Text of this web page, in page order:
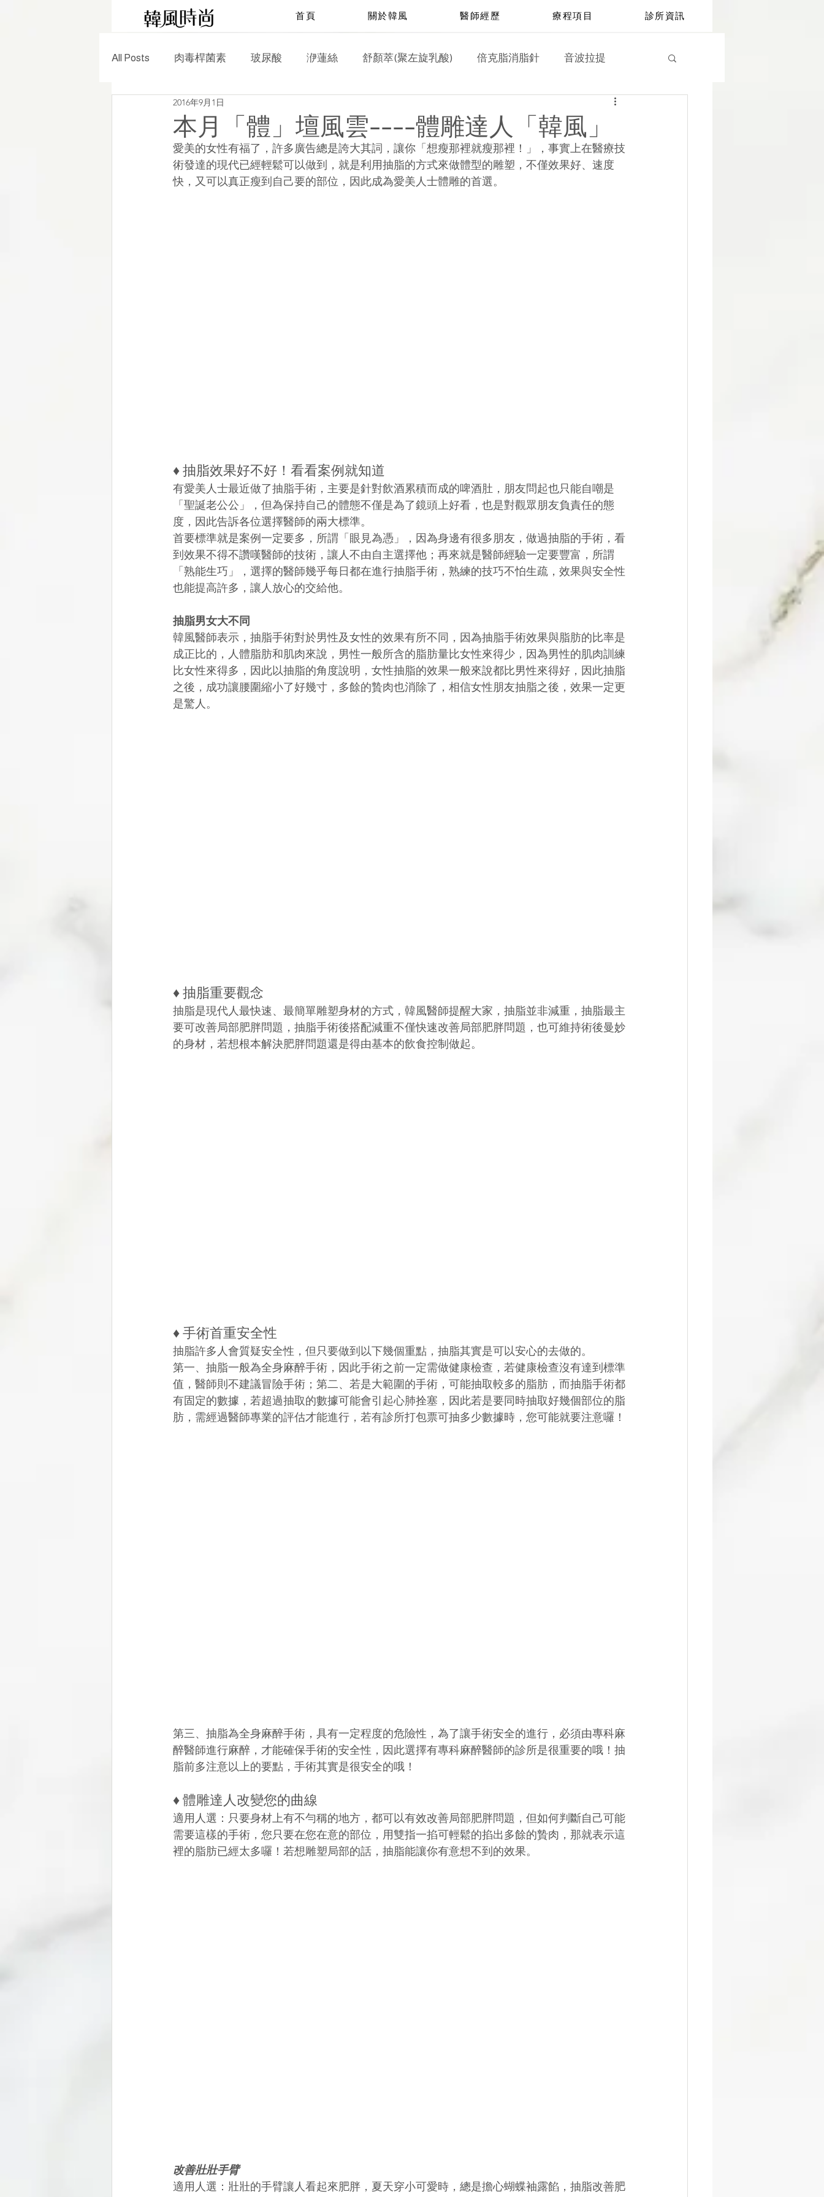
首頁 關於韓風 醫師經歷 療程項目 診所資訊
All Posts 肉毒桿菌素 玻尿酸 洢蓮絲 舒顏萃(聚左旋乳酸) 倍克脂消脂針 音波拉提
電波拉提 雷射除毛 營養點滴
美容保養 時尚生活
本月「體」壇風雲----體雕達人「韓風」
2016年9月1日
愛美的女性有福了，許多廣告總是誇大其詞，讓你「想瘦那裡就瘦那裡！」，事實上在醫療技
術發達的現代已經輕鬆可以做到，就是利用抽脂的方式來做體型的雕塑，不僅效果好、速度
快，又可以真正瘦到自己要的部位，因此成為愛美人士體雕的首選。
♦ 抽脂效果好不好！看看案例就知道
有愛美人士最近做了抽脂手術，主要是針對飲酒累積而成的啤酒肚，朋友問起也只能自嘲是
「聖誕老公公」，但為保持自己的體態不僅是為了鏡頭上好看，也是對觀眾朋友負責任的態
度，因此告訴各位選擇醫師的兩大標準。
首要標準就是案例一定要多，所謂「眼見為憑」，因為身邊有很多朋友，做過抽脂的手術，看
到效果不得不讚嘆醫師的技術，讓人不由自主選擇他；再來就是醫師經驗一定要豐富，所謂
「熟能生巧」，選擇的醫師幾乎每日都在進行抽脂手術，熟練的技巧不怕生疏，效果與安全性
也能提高許多，讓人放心的交給他。
抽脂男女大不同
韓風醫師表示，抽脂手術對於男性及女性的效果有所不同，因為抽脂手術效果與脂肪的比率是
成正比的，人體脂肪和肌肉來說，男性一般所含的脂肪量比女性來得少，因為男性的肌肉訓練
比女性來得多，因此以抽脂的角度說明，女性抽脂的效果一般來說都比男性來得好，因此抽脂
之後，成功讓腰圍縮小了好幾寸，多餘的贄肉也消除了，相信女性朋友抽脂之後，效果一定更
是驚人。
♦ 抽脂重要觀念
抽脂是現代人最快速、最簡單雕塑身材的方式，韓風醫師提醒大家，抽脂並非減重，抽脂最主
要可改善局部肥胖問題，抽脂手術後搭配減重不僅快速改善局部肥胖問題，也可維持術後曼妙
的身材，若想根本解決肥胖問題還是得由基本的飲食控制做起。
♦ 手術首重安全性
抽脂許多人會質疑安全性，但只要做到以下幾個重點，抽脂其實是可以安心的去做的。
第一、抽脂一般為全身麻醉手術，因此手術之前一定需做健康檢查，若健康檢查沒有達到標準
值，醫師則不建議冒險手術；第二、若是大範圍的手術，可能抽取較多的脂肪，而抽脂手術都
有固定的數據，若超過抽取的數據可能會引起心肺拴塞，因此若是要同時抽取好幾個部位的脂
肪，需經過醫師專業的評估才能進行，若有診所打包票可抽多少數據時，您可能就要注意囉！
第三、抽脂為全身麻醉手術，具有一定程度的危險性，為了讓手術安全的進行，必須由專科麻
醉醫師進行麻醉，才能確保手術的安全性，因此選擇有專科麻醉醫師的診所是很重要的哦！抽
脂前多注意以上的要點，手術其實是很安全的哦！
♦ 體雕達人改變您的曲線
適用人選：只要身材上有不勻稱的地方，都可以有效改善局部肥胖問題，但如何判斷自己可能
需要這樣的手術，您只要在您在意的部位，用雙指一掐可輕鬆的掐出多餘的贄肉，那就表示這
裡的脂肪已經太多囉！若想雕塑局部的話，抽脂能讓你有意想不到的效果。
改善壯壯手臂
適用人選：壯壯的手臂讓人看起來肥胖，夏天穿小可愛時，總是擔心蝴蝶袖露餡，抽脂改善肥